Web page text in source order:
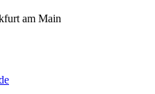
am Main